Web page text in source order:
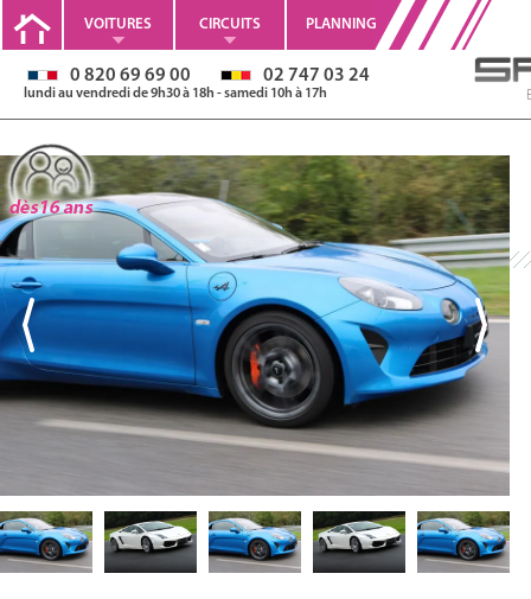
VOITURES CIRCUITS PLANNING
0 820 69 69 00 02 747 03 24
lundi au vendredi de 9h30 à 18h - samedi 10h à 17h